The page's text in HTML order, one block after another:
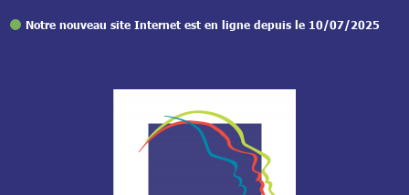
Notre nouveau site Internet est en ligne depuis le 10/07/2025